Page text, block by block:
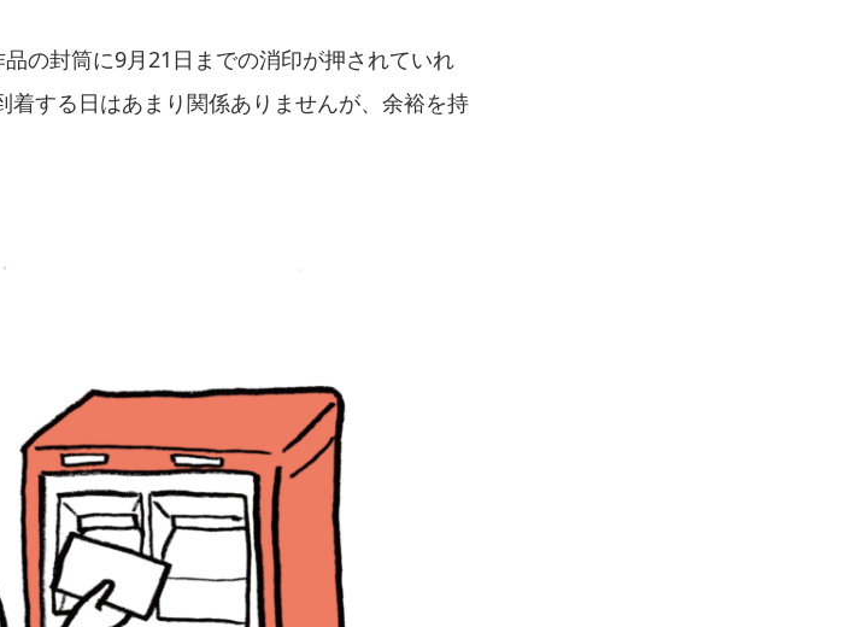
の封筒に9月21日までの消印が押されていれ
する日はあまり関係ありませんが、余裕を持